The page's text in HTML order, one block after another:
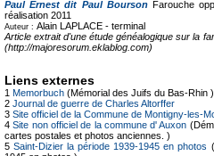
Paul Ernest dit Paul BoursonFarouche
réalisation 2011
Auteur : Alain LAPLACE - terminal
Article extrait d'une étude généalogique sur la
(http://majoresorum.eklablog.com)
Liens externes
1 Memorbuch (Mémorial des Juifs du Bas-Rhin )
2 Journal de guerre de Charles Altorffer
3 Site officiel de la Commune de Montigny-les-
4Site non officiel de la commune d' Auxon
cartes postales et photos anciennes. )
5Saint-Dizier la période 1939-1945 en photos